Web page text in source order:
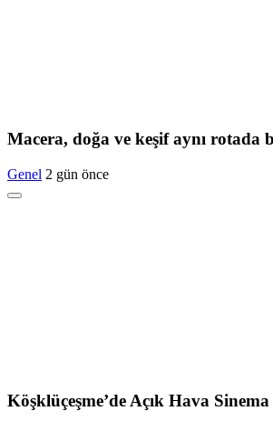
Macera, doğa ve keşif aynı rotada
Genel 2 gün önce
Köşklüçeşme’de Açık Hava